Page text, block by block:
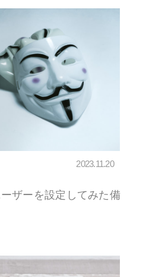
2023.11.20
ーザーを設定してみた備